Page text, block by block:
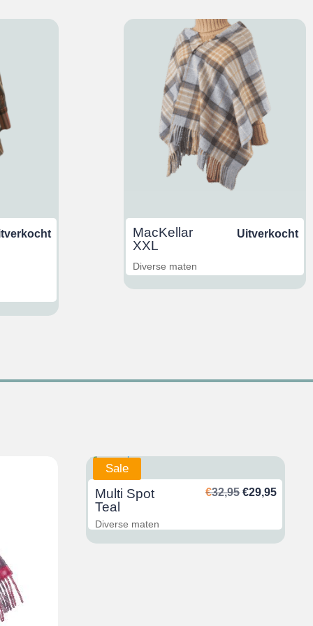
MacKellar
XXL
Uitverkocht
Diverse maten
Sale
Multi Spot
Teal
€32,95
€32,95
€29,95
€29,95.
Diverse maten